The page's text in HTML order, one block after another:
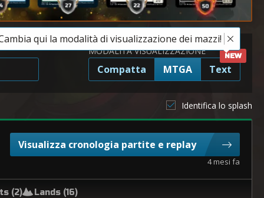
MODALITÀ VISUALIZZAZIONE
Compatta MTGA Text
qui la modalità di visualizzazione dei mazzi!
Identifica lo splash
Visualizza cronologia partite e replay
4 mesi fa
(2) Lands (16)